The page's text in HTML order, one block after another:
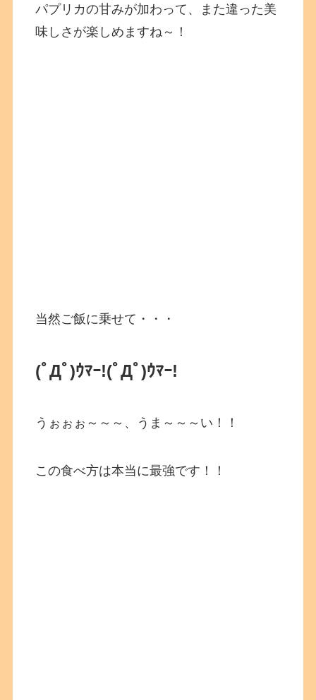
パプリカの甘みが加わって、また違った美
味しさが楽しめますね～！
当然ご飯に乗せて・・・
(ﾟДﾟ)ｳﾏｰ!(ﾟДﾟ)ｳﾏｰ!
うぉぉぉ～～～、うま～～～い！！
この食べ方は本当に最強です！！